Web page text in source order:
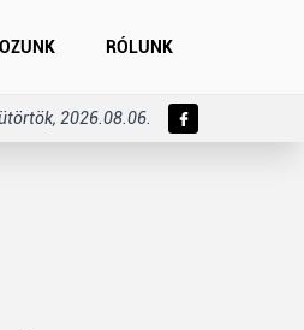
RÓLUNK
2026.08.06.